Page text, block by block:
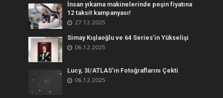
İnsan yıkama makinelerinde peşin fiyatına
12 taksit kampanyası!
27.12.2025
Simay Kışlaoğlu ve 64 Series’in Yükselişi
06.12.2025
Lucy, 3I/ATLAS’ın Fotoğraflarını Çekti
06.12.2025